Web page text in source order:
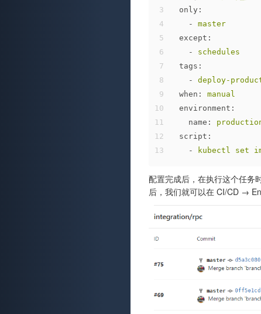
3
4
5
6
7
8
9
10
11
12
13
only:
-
master
except:
-
schedules
tags:
-
deploy-
when:
manual
environment:
name:
script:
-
kubectl set
配置完成后，在执行这个任务
后，我们就可以在 CI/CD →